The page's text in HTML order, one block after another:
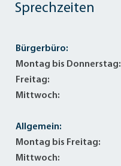
Sprechzeiten
Bürgerbüro:
Montag bis Donnerstag:
Freitag:
Mittwoch:
Allgemein:
Montag bis Freitag:
Mittwoch: